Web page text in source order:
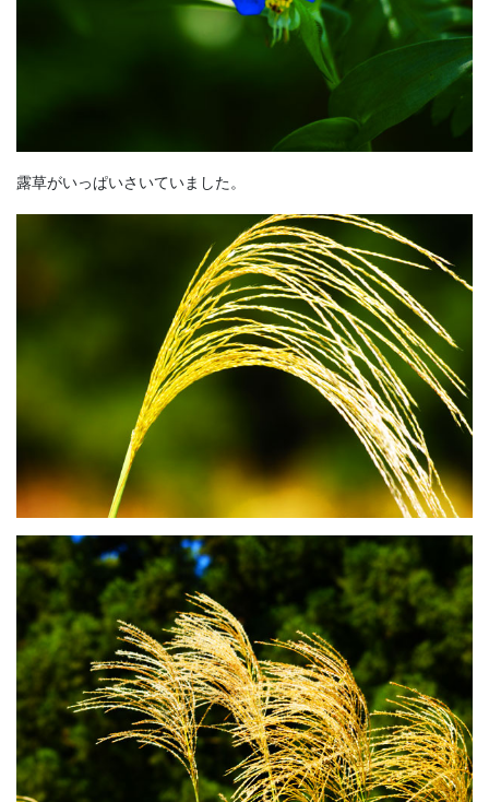
露草がいっぱいさいていました。